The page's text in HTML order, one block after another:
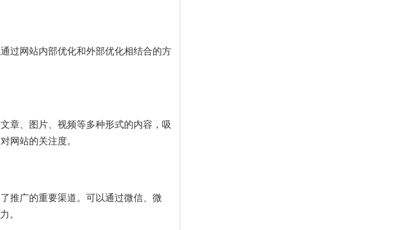
过网站内部优化和外部优化相结合的方
章、图片、视频等多种形式的内容，吸
网站的关注度。
推广的重要渠道。可以通过微信、微
。